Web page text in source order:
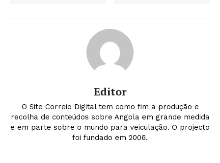
Editor
O Site Correio Digital tem como fim a produção e
recolha de conteúdos sobre Angola em grande medida
e em parte sobre o mundo para veiculação. O projecto
foi fundado em 2006.